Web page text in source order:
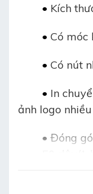
• Kích
• Có móc
• Có nút
• In
ảnh logo
• Đóng
+ Trọng